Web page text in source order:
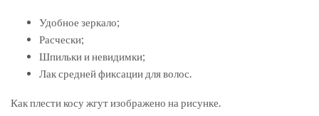
Удобное зеркало;
Расчески;
Шпильки и невидимки;
Лак средней фиксации для волос.
Как плести косу жгут изображено на рисунке.